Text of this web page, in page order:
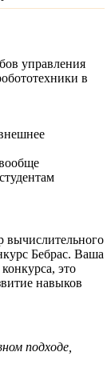
управления
в
вычислительного
Бебрас. Ваша
это
навыков
подходе,